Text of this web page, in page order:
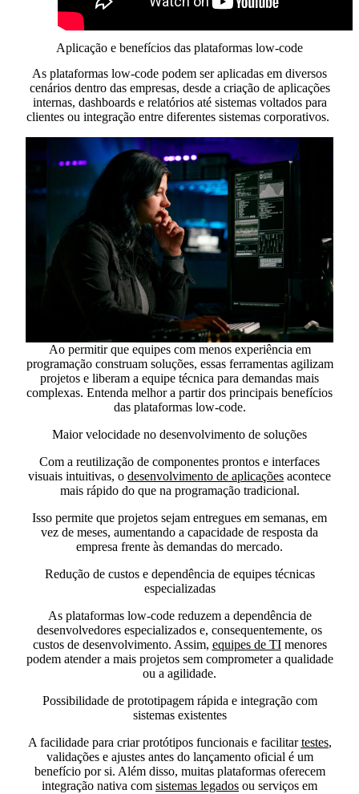
Aplicação e benefícios das plataformas low-code
As plataformas low-code podem ser aplicadas em diversos
cenários dentro das empresas, desde a criação de aplicações
internas, dashboards e relatórios até sistemas voltados para
clientes ou integração entre diferentes sistemas corporativos.
Ao permitir que equipes com menos experiência em
programação construam soluções, essas ferramentas agilizam
projetos e liberam a equipe técnica para demandas mais
complexas. Entenda melhor a partir dos principais benefícios
das plataformas low-code.
Maior velocidade no desenvolvimento de soluções
Com a reutilização de componentes prontos e interfaces
visuais intuitivas, o desenvolvimento de aplicações acontece
mais rápido do que na programação tradicional.
Isso permite que projetos sejam entregues em semanas, em
vez de meses, aumentando a capacidade de resposta da
empresa frente às demandas do mercado.
Redução de custos e dependência de equipes técnicas
especializadas
As plataformas low-code reduzem a dependência de
desenvolvedores especializados e, consequentemente, os
custos de desenvolvimento. Assim, equipes de TImenores
podem atender a mais projetos sem comprometer a qualidade
ou a agilidade.
Possibilidade de prototipagem rápida e integração com
sistemas existentes
A facilidade para criar protótipos funcionais e facilitartestes,
validações e ajustes antes do lançamento oficial é um
benefício por si. Além disso, muitas plataformas oferecem
integração nativa com sistemas legados ou serviços em